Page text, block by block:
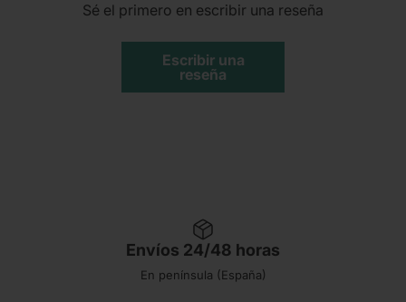
Sé el primero en escribir una reseña
Escribir una
reseña
Envíos 24/48 horas
En península (España)